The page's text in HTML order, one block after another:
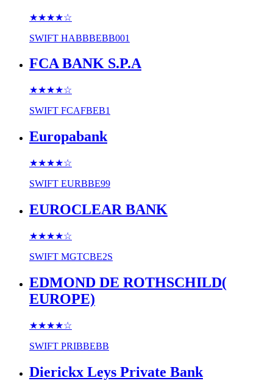
★★★★☆
SWIFT HABBBEBB001
FCA BANK S.P.A
★★★★☆
SWIFT FCAFBEB1
Europabank
★★★★☆
SWIFT EURBBE99
EUROCLEAR BANK
★★★★☆
SWIFT MGTCBE2S
EDMOND DE ROTHSCHILD(
EUROPE)
★★★★☆
SWIFT PRIBBEBB
Dierickx Leys Private Bank